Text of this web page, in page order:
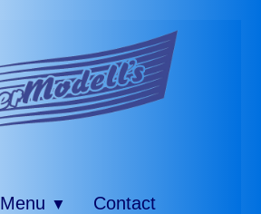
Menu ▼
Contact